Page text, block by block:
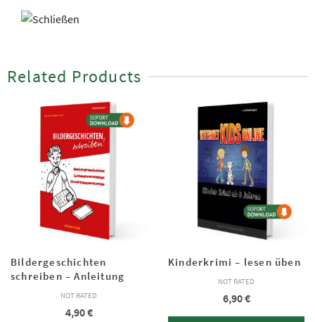
Related Products
Bildergeschichten
schreiben – Anleitung
NOT RATED
4,90€
Kinderkrimi – lesen üben
NOT RATED
6,90€